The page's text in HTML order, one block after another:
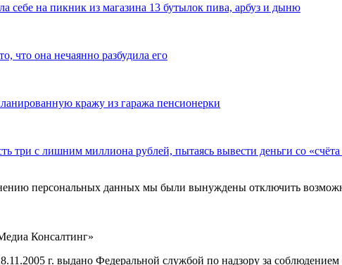
себе на пикник из магазина 13 бутылок пива, арбуз и дыню
что она нечаянно разбудила его
кражу из гаража пенсионерки
три с лишним миллиона рублей, пытаясь вывести деньги со
персональных данных мы были вынуждены отключить
Консалтинг»
г. выдано Федеральной службой по надзору за соблюдением